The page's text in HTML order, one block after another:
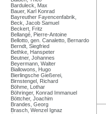
Barduleck, Max
Bauer, Karl Konrad
Bayreuther Fayencenfabrik,
Beck, Jacob Samuel
Beckert, Fritz
Bellangé, Pierre-Antoine
Bellotto, gen. Canaletto, Bernardo
Berndt, Siegfried
Bethke, Hanspeter
Beutner, Johannes
Beyermann, Walter
Biallowons, Hugo
Bierlingsche Gießerei,
Birnstengel, Richard
Böhme, Lothar
Böhringer, Konrad Immanuel
Böttcher, Joachim
Brandes, Georg
Brasch, Wenzel Ignaz